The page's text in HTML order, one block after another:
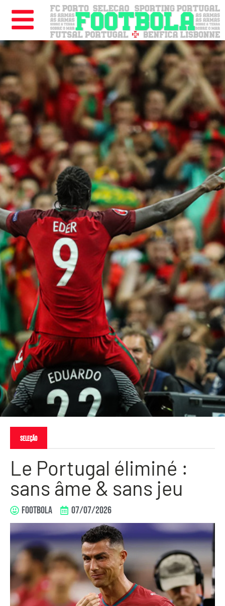
Seleção
Le Portugal éliminé :
sans âme & sans jeu
FOOTBOLA 07/07/2026